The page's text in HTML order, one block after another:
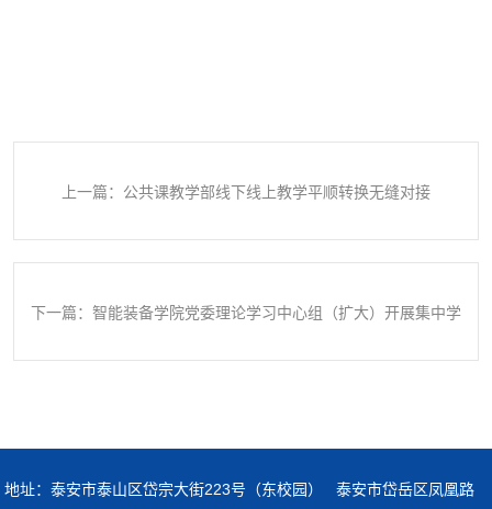
上一篇：公共课教学部线下线上教学平顺转换无缝对接
下一篇：智能装备学院党委理论学习中心组（扩大）开展集中学
地址：泰安市泰山区岱宗大街223号（东校园） 泰安市岱岳区凤凰路